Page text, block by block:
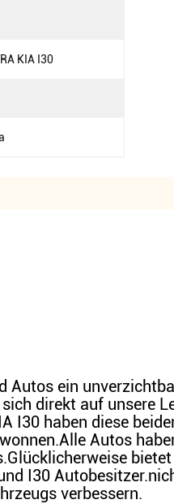
KIA I30
Autos ein
direkt auf unsere
I30 haben diese
Autos
I30
verbessern.